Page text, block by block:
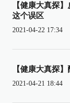
【健康大真探
这个误区
2021-04-22 17:34
【健康大真探
2021-04-21 18:44